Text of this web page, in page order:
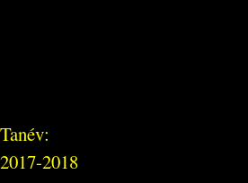
Tanév:
2017-2018